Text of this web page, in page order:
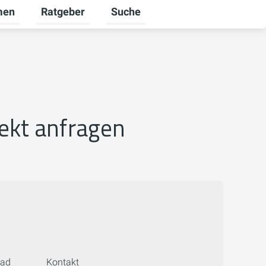
umschalten
Karriere umschalten
Untermenü für Unternehmen umschalten
Ratgeber
Untermenü für Ratgeber
Suche
anfragen
Kontakt